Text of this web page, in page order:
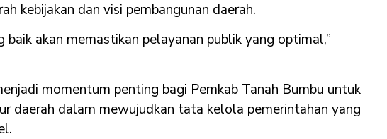
kebijakan dan visi pembangunan daerah.
baik akan memastikan pelayanan publik yang optimal,”
momentum penting bagi Pemkab Tanah Bumbu untuk
daerah dalam mewujudkan tata kelola pemerintahan yang